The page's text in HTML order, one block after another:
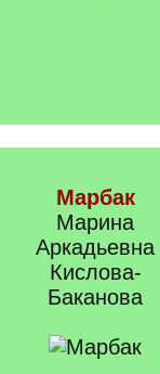
Марбак
Марина
Аркадьевна
Кислова-
Баканова